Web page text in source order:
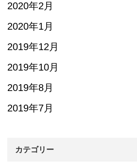
2020年2月
2020年1月
2019年12月
2019年10月
2019年8月
2019年7月
カテゴリー